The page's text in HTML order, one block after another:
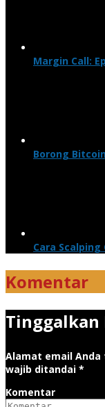
Margin Call:
Borong
Cara
Komentar
Tinggalkan
Alamat email
wajib ditandai *
Komentar